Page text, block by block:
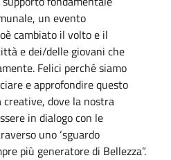
un evento
cambiato il volto e il
e dei/delle giovani che
Felici perché siamo
e approfondire questo
dove la nostra
in dialogo con le
uno ‘sguardo
più generatore di Bellezza”.